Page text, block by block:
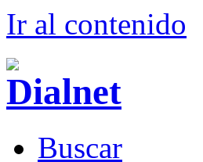
Ir al contenido
Buscar